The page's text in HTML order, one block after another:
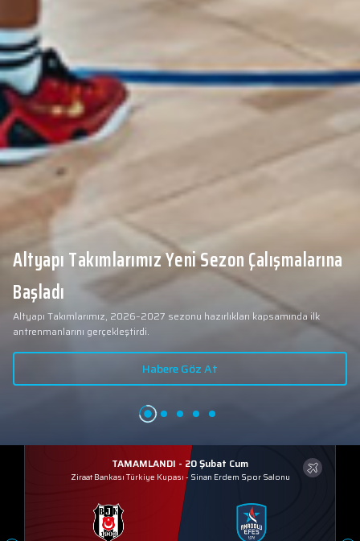
ilk
Yeni transferimiz Collin Malcolm,
Sağlık Merkezi Hastanesi'nde sağlık
kontrolünden geçti.
2026 - 2027 sezonu öncesindeki transfer çalışmalarımız
yeni transferlerimizden Collin Malcolm, bugün partnerimiz
Merkezi Hastanesi'nde kapsamlı sağlık kontrollerinden geçti.
Habere Göz At
TAMAMLANDI - 20 Şubat Cum
Ziraat Bankası Türkiye Kupası - Sinan Erdem Spor Salonu